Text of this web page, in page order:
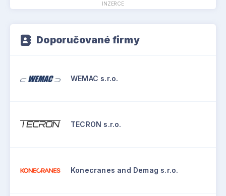
INZERCE
Doporučované firmy
WEMAC s.r.o.
TECRON s.r.o.
Konecranes and Demag s.r.o.